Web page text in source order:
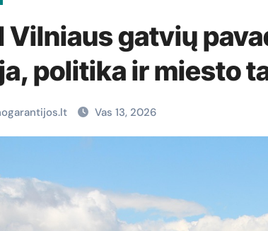
Vilniaus gatvių
politika ir miesto
Vas 13, 2026